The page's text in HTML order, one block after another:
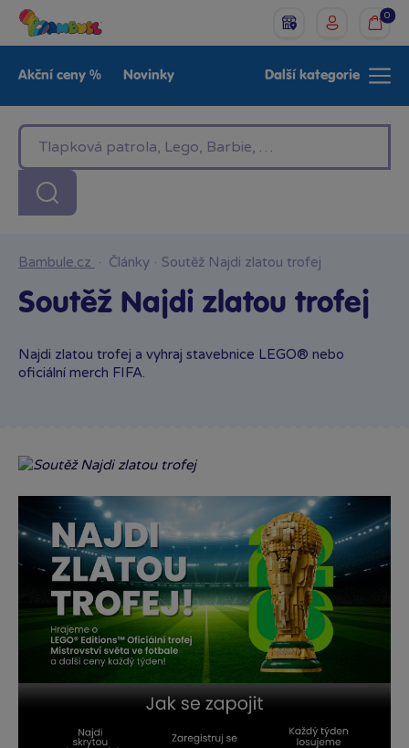
0
Akční ceny % Novinky
LEGO®
Baby Značky
Další kategorie
Bambule.cz · Články · Soutěž Najdi zlatou trofej
Soutěž Najdi zlatou trofej
Najdi zlatou trofej a vyhraj stavebnice LEGO® nebo
oficiální merch FIFA.